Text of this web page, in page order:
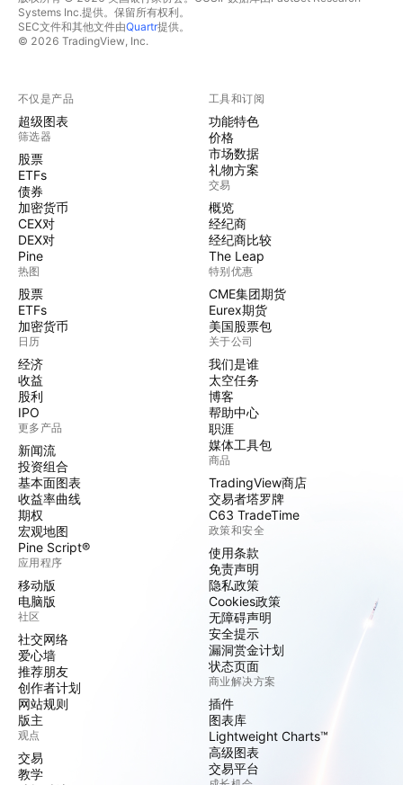
Systems Inc.提供。保留所有权利。
SEC文件和其他文件由Quartr提供。
© 2026 TradingView, Inc.
不仅是产品
超级图表
筛选器
股票
ETFs
债券
加密货币
CEX对
DEX对
Pine
热图
股票
ETFs
加密货币
日历
经济
收益
股利
IPO
更多产品
新闻流
投资组合
基本面图表
收益率曲线
期权
宏观地图
Pine Script®
应用程序
移动版
电脑版
社区
社交网络
爱心墙
推荐朋友
创作者计划
网站规则
版主
观点
交易
教学
工具和订阅
功能特色
价格
市场数据
礼物方案
交易
概览
经纪商
经纪商比较
The Leap
特别优惠
CME集团期货
Eurex期货
美国股票包
关于公司
我们是谁
太空任务
博客
帮助中心
职涯
媒体工具包
商品
TradingView商店
交易者塔罗牌
C63 TradeTime
政策和安全
使用条款
免责声明
隐私政策
Cookies政策
无障碍声明
安全提示
漏洞赏金计划
状态页面
商业解决方案
插件
图表库
Lightweight Charts™
高级图表
交易平台